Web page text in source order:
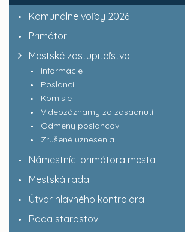
Komunálne voľby 2026
Primátor
Mestské zastupiteľstvo
Informácie
Poslanci
Komisie
Videozáznamy zo zasadnutí
Odmeny poslancov
Zrušené uznesenia
Námestníci primátora mesta
Mestská rada
Útvar hlavného kontrolóra
Rada starostov